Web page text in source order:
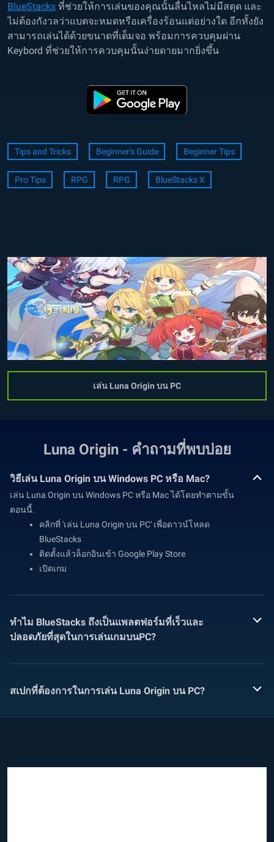
BlueStacks ที่ช่วยให้การเล่นของคุณนั้นลื่นไหลไม่มีสดุด และ
ไม่ต้องกังวลว่าแบตจะหมดหรือเครื่องร้อนแต่อย่างใด อีกทั้งยัง
สามารถเล่นได้ด้วยขนาดที่เต็มจอ พร้อมการควบคุมผ่าน
Keybord ที่ช่วยให้การควบคุมนั้นง่ายดายมากยิ่งขึ้น
Tips and Tricks Beginner's Guide Beginner Tips
Pro Tips RPG RPG BlueStacks X
เล่น Luna Origin บน PC
Luna Origin - คำถามที่พบบ่อย
วิธีเล่น Luna Origin บน Windows PC หรือ Mac?
เล่น Luna Origin บน Windows PC หรือ Mac ได้โดยทำตามขั้น
ตอนนี้.
คลิกที่ 'เล่น Luna Origin บน PC' เพื่อดาวน์โหลด
BlueStacks
ติดตั้งแล้วล็อกอินเข้า Google Play Store
เปิดเกม
ทำไม BlueStacks ถึงเป็นแพลตฟอร์มที่เร็วและ
ปลอดภัยที่สุดในการเล่นเกมบนPC?
สเปกที่ต้องการในการเล่น Luna Origin บน PC?